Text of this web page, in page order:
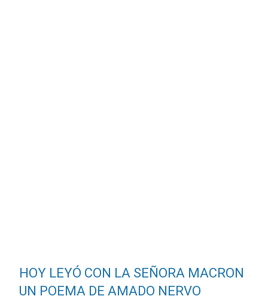
HOY LEYÓ CON LA SEÑORA MACRON
UN POEMA DE AMADO NERVO